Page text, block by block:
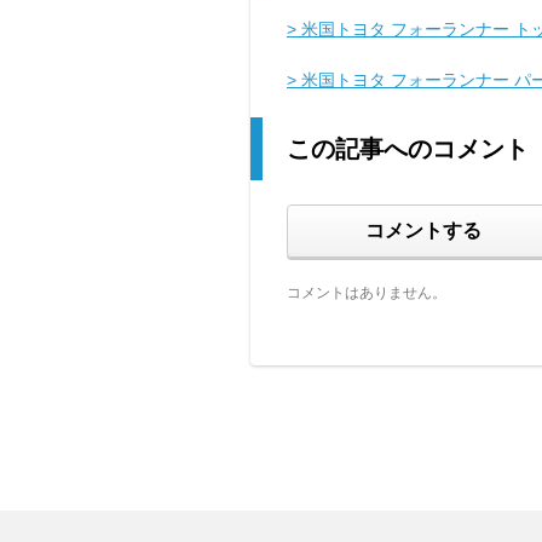
> 米国トヨタ フォーランナー ト
> 米国トヨタ フォーランナー パ
この記事へのコメント
コメントする
コメントはありません。